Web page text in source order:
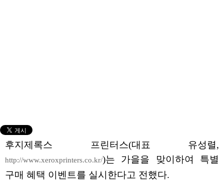
후지제록스 프린터스(대표 유성렬,
http://www.xeroxprinters.co.kr/)는 가을을 맞이하여 특별
구매 혜택 이벤트를 실시한다고 전했다.